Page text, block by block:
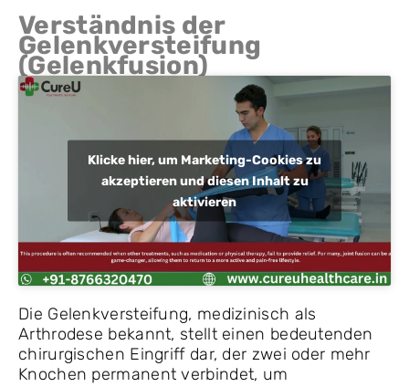
Verständnis der
Gelenkversteifung
(Gelenkfusion)
Klicke hier, um Marketing-Cookies zu
akzeptieren und diesen Inhalt zu
aktivieren
Die Gelenkversteifung, medizinisch als
Arthrodese bekannt, stellt einen bedeutenden
chirurgischen Eingriff dar, der zwei oder mehr
Knochen permanent verbindet, um